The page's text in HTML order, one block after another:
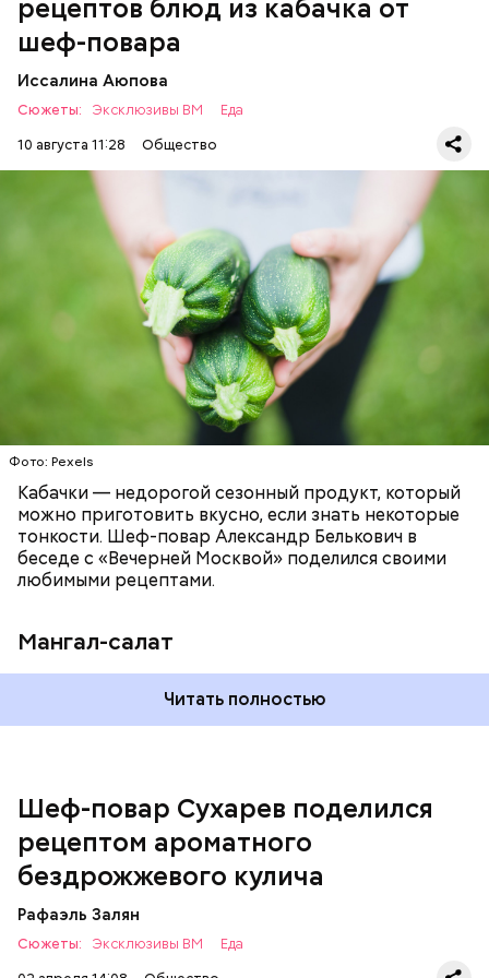
рецептов блюд из кабачка от
шеф-повара
Иссалина Аюпова
Сюжеты: Эксклюзивы ВМ
Еда
10 августа 11:28
Общество
Фото: Pexels
Кабачки — недорогой сезонный продукт, который
можно приготовить вкусно, если знать некоторые
тонкости. Шеф-повар Александр Белькович в
беседе с «Вечерней Москвой» поделился своими
любимыми рецептами.
Мангал-салат
Что понадобится:
Читать полностью
РЕЦЕПТЫ
Шеф-повар Сухарев поделился
рецептом ароматного
бездрожжевого кулича
Рафаэль Залян
Сюжеты: Эксклюзивы ВМ
Еда
— Этот вариант кулича не содержит дрожжей,
поэтому люди, которые любят сидеть на диете,
Ингредиенты
толстой кожурой, «родственника» грейпфрута и
другой продукт, он может подойти не всем.
полезен помело, как выбрать, хранить и кому не
Русаковой.